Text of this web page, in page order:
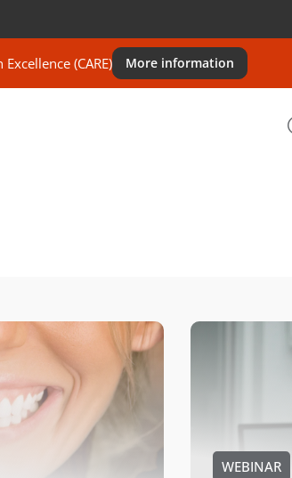
(CARE) More information
WEBINAR